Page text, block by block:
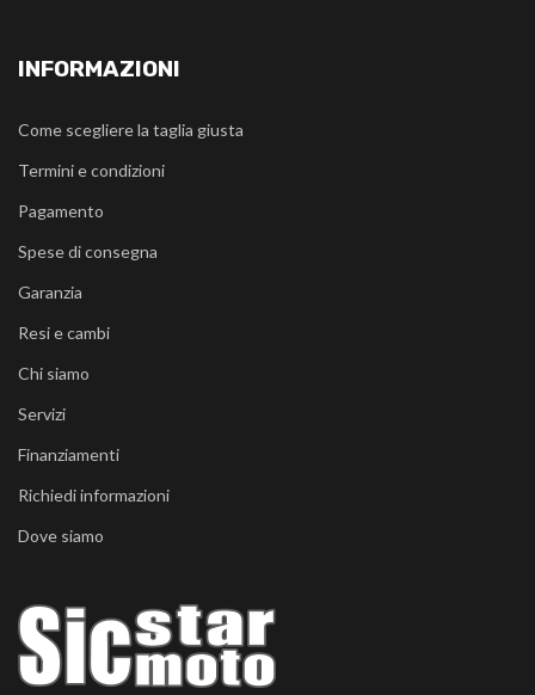
INFORMAZIONI
Come scegliere la taglia giusta
Termini e condizioni
Pagamento
Spese di consegna
Garanzia
Resi e cambi
Chi siamo
Servizi
Finanziamenti
Richiedi informazioni
Dove siamo